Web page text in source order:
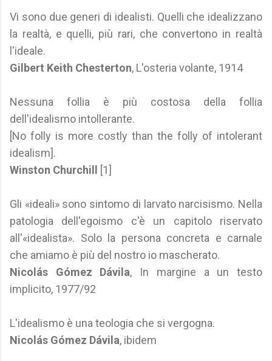
Vi sono due generi di idealisti. Quelli che idealizzano
la realtà, e quelli, più rari, che convertono in realtà
l'ideale.
Gilbert Keith Chesterton, L'osteria volante, 1914
Nessuna follia è più costosa della follia
dell'idealismo intollerante.
[No folly is more costly than the folly of intolerant
idealism].
Winston Churchill
[1]
Gli «ideali» sono sintomo di larvato narcisismo. Nella
patologia dell'egoismo c'è un capitolo riservato
all'«idealista». Solo la persona concreta e carnale
che amiamo è più del nostro io mascherato.
Nicolás Gómez Dávila, In margine a un testo
implicito, 1977/92
L'idealismo è una teologia che si vergogna.
Nicolás Gómez Dávila, ibidem